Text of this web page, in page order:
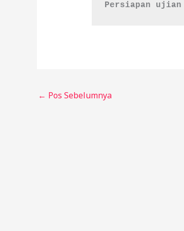
Persiapan ujian
← Pos Sebelumnya